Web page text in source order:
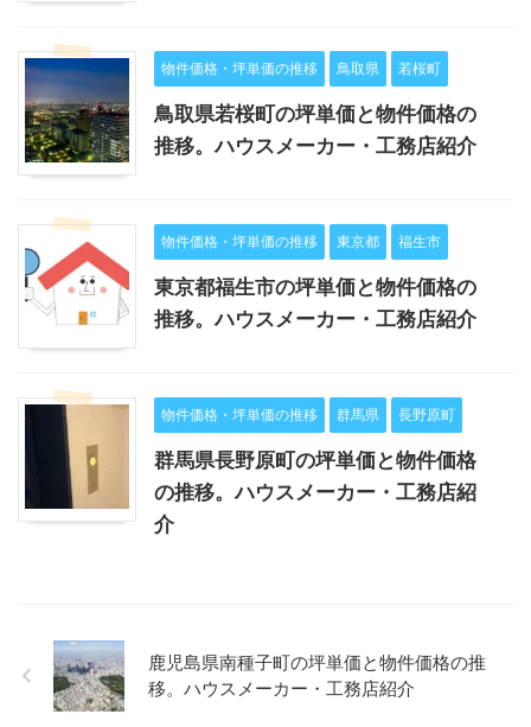
物件価格・坪単価の推移 鳥取県 若桜町
鳥取県若桜町の坪単価と物件価格の
推移。ハウスメーカー・工務店紹介
物件価格・坪単価の推移 東京都 福生市
東京都福生市の坪単価と物件価格の
推移。ハウスメーカー・工務店紹介
物件価格・坪単価の推移 群馬県 長野原町
群馬県長野原町の坪単価と物件価格
の推移。ハウスメーカー・工務店紹
介
鹿児島県南種子町の坪単価と物件価格の推
移。ハウスメーカー・工務店紹介